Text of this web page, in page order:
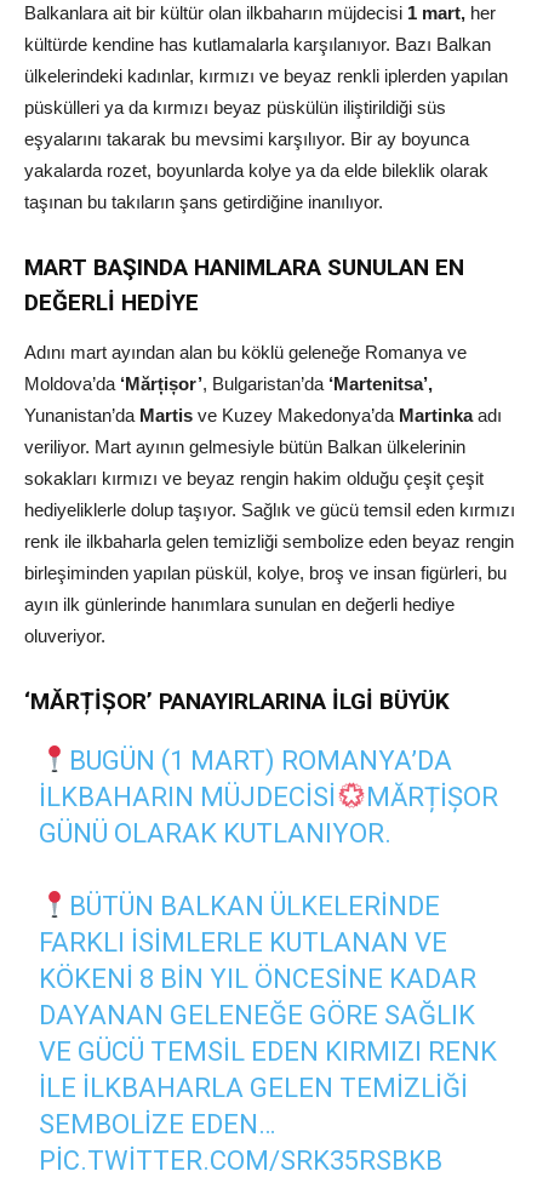
Balkanlara ait bir kültür olan ilkbaharın müjdecisi 1 mart, her
kültürde kendine has kutlamalarla karşılanıyor. Bazı Balkan
ülkelerindeki kadınlar, kırmızı ve beyaz renkli iplerden yapılan
püskülleri ya da kırmızı beyaz püskülün iliştirildiği süs
eşyalarını takarak bu mevsimi karşılıyor. Bir ay boyunca
yakalarda rozet, boyunlarda kolye ya da elde bileklik olarak
taşınan bu takıların şans getirdiğine inanılıyor.
MART BAŞINDA HANIMLARA SUNULAN EN
DEĞERLİ HEDİYE
Adını mart ayından alan bu köklü geleneğe Romanya ve
Moldova’da ‘Mărțișor’, Bulgaristan’da ‘Martenitsa’,
Yunanistan’da Martis ve Kuzey Makedonya’da Martinkaadı
veriliyor. Mart ayının gelmesiyle bütün Balkan ülkelerinin
sokakları kırmızı ve beyaz rengin hakim olduğu çeşit çeşit
hediyeliklerle dolup taşıyor. Sağlık ve gücü temsil eden kırmızı
renk ile ilkbaharla gelen temizliği sembolize eden beyaz rengin
birleşiminden yapılan püskül, kolye, broş ve insan figürleri, bu
ayın ilk günlerinde hanımlara sunulan en değerli hediye
oluveriyor.
‘MĂRȚİȘOR’ PANAYIRLARINA İLGİ BÜYÜK
BUGÜN (1 MART) ROMANYA’DA
ILKBAHARIN MÜJDECISI
MĂRȚIȘOR
GÜNÜ OLARAK KUTLANIYOR.
BÜTÜN BALKAN ÜLKELERINDE
FARKLI ISIMLERLE KUTLANAN VE
KÖKENI 8 BIN YIL ÖNCESINE KADAR
DAYANAN GELENEĞE GÖRE SAĞLIK
VE GÜCÜ TEMSIL EDEN KIRMIZI RENK
ILE ILKBAHARLA GELEN TEMIZLIĞI
SEMBOLIZE EDEN…
PIC.TWITTER.COM/SRK35RSBKB